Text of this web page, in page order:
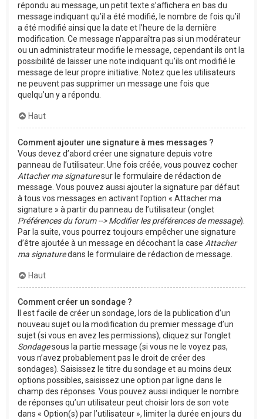
répondu au message, un petit texte s’affichera en bas du
message indiquant qu’il a été modifié, le nombre de fois qu’il
a été modifié ainsi que la date et l’heure de la dernière
modification. Ce message n’apparaîtra pas si un modérateur
ou un administrateur modifie le message, cependant ils ont la
possibilité de laisser une note indiquant qu’ils ont modifié le
message de leur propre initiative. Notez que les utilisateurs
ne peuvent pas supprimer un message une fois que
quelqu’un y a répondu.
Haut
Comment ajouter une signature à mes messages ?
Vous devez d’abord créer une signature depuis votre
panneau de l’utilisateur. Une fois créée, vous pouvez cocher
Attacher ma signaturesur le formulaire de rédaction de
message. Vous pouvez aussi ajouter la signature par défaut
à tous vos messages en activant l’option « Attacher ma
signature » à partir du panneau de l’utilisateur (onglet
Préférences du forum --> Modifier les préférences de message).
Par la suite, vous pourrez toujours empêcher une signature
d’être ajoutée à un message en décochant la case Attacher
ma signaturedans le formulaire de rédaction de message.
Haut
Comment créer un sondage ?
Il est facile de créer un sondage, lors de la publication d’un
nouveau sujet ou la modification du premier message d’un
sujet (si vous en avez les permissions), cliquez sur l’onglet
Sondagesous la partie message (si vous ne le voyez pas,
vous n’avez probablement pas le droit de créer des
sondages). Saisissez le titre du sondage et au moins deux
options possibles, saisissez une option par ligne dans le
champ des réponses. Vous pouvez aussi indiquer le nombre
de réponses qu’un utilisateur peut choisir lors de son vote
dans « Option(s) par l’utilisateur », limiter la durée en jours du